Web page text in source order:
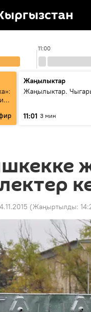
11:00
Жаңылыктар
Жаңылыктар.
11:01 3 мин
(Жаңыртылды: